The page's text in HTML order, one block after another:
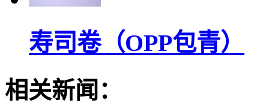
寿司卷（OPP包青）
相关新闻：